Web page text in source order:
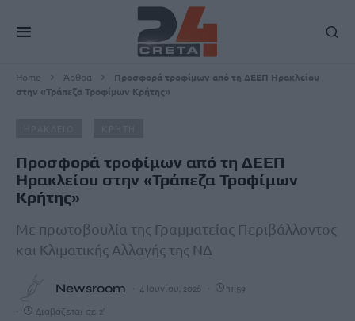
Home Άρθρα
Προσφορά τροφίμων από τη ΔΕΕΠ Ηρακλείου
στην «Τράπεζα Τροφίμων Κρήτης»
Προσφορά τροφίμων από τη ΔΕΕΠ
Ηρακλείου στην «Τράπεζα Τροφίμων
Κρήτης»
Με πρωτοβουλία της Γραμματείας Περιβάλλοντος
και Κλιματικής Αλλαγής της ΝΔ
Newsroom 4 Ιουνίου, 2026 11:59
Διαβάζεται σε 2'